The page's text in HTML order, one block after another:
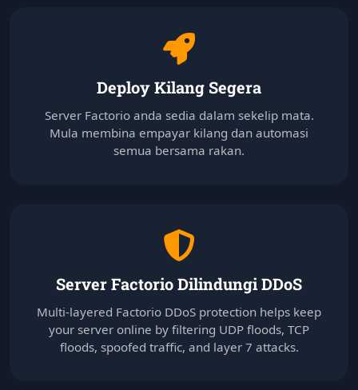
Deploy Kilang Segera
Server Factorio anda sedia dalam sekelip mata.
Mula membina empayar kilang dan automasi
semua bersama rakan.
Server Factorio Dilindungi DDoS
Multi-layered Factorio DDoS protection helps keep
your server online by filtering UDP floods, TCP
floods, spoofed traffic, and layer 7 attacks.